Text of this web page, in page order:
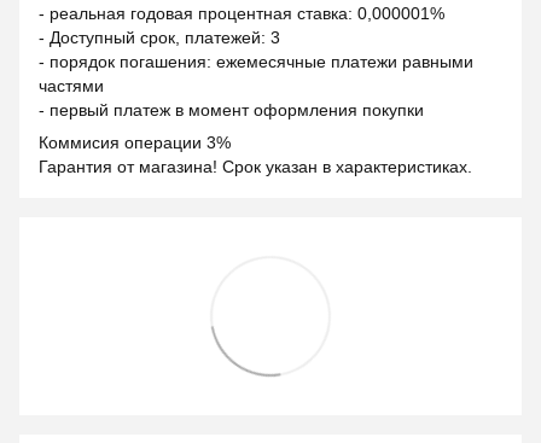
- реальная годовая процентная ставка: 0,000001%
- Доступный срок, платежей: 3
- порядок погашения: ежемесячные платежи равными
частями
- первый платеж в момент оформления покупки
Коммисия операции 3%
Гарантия от магазина! Срок указан в характеристиках.